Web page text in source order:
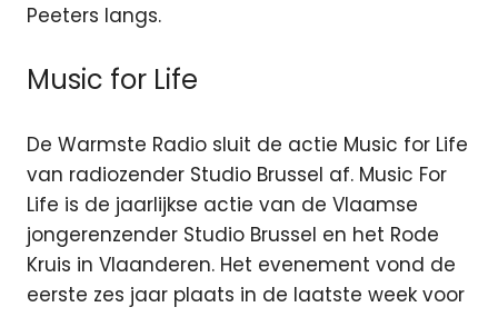
Peeters langs.
Music for Life
De Warmste Radio sluit de actie Music for Life
van radiozender Studio Brussel af. Music For
Life is de jaarlijkse actie van de Vlaamse
jongerenzender Studio Brussel en het Rode
Kruis in Vlaanderen. Het evenement vond de
eerste zes jaar plaats in de laatste week voor